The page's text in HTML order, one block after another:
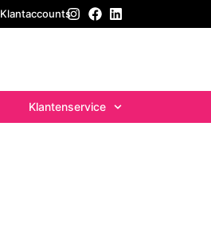
Klantaccounts
Klantenservice